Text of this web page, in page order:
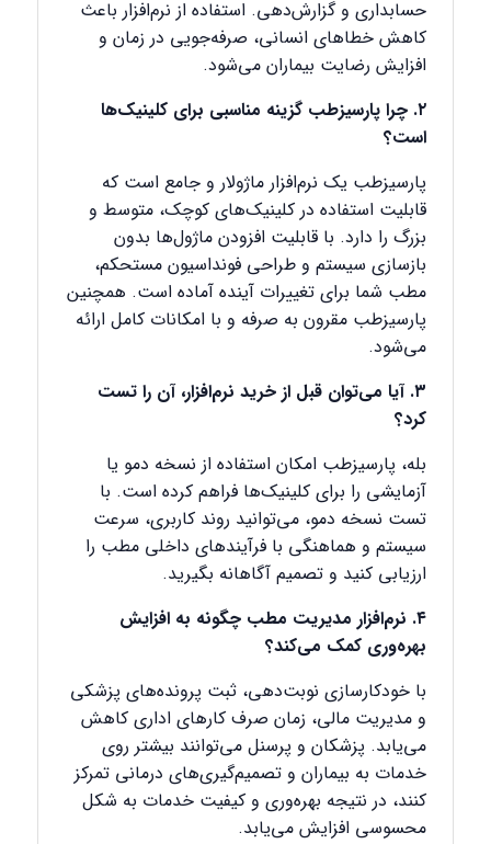
حسابداری و گزارش‌دهی. استفاده از نرم‌افزار باعث
کاهش خطاهای انسانی، صرفه‌جویی در زمان و
افزایش رضایت بیماران می‌شود.
۲. چرا پارسیزطب گزینه مناسبی برای کلینیک‌ها
است؟
پارسیزطب یک نرم‌افزار ماژولار و جامع است که
قابلیت استفاده در کلینیک‌های کوچک، متوسط و
بزرگ را دارد. با قابلیت افزودن ماژول‌ها بدون
بازسازی سیستم و طراحی فونداسیون مستحکم،
مطب شما برای تغییرات آینده آماده است. همچنین
پارسیزطب مقرون به صرفه و با امکانات کامل ارائه
می‌شود.
۳. آیا می‌توان قبل از خرید نرم‌افزار، آن را تست
کرد؟
بله، پارسیزطب امکان استفاده از نسخه دمو یا
آزمایشی را برای کلینیک‌ها فراهم کرده است. با
تست نسخه دمو، می‌توانید روند کاربری، سرعت
سیستم و هماهنگی با فرآیندهای داخلی مطب را
ارزیابی کنید و تصمیم آگاهانه بگیرید.
۴. نرم‌افزار مدیریت مطب چگونه به افزایش
بهره‌وری کمک می‌کند؟
با خودکارسازی نوبت‌دهی، ثبت پرونده‌های پزشکی
و مدیریت مالی، زمان صرف کارهای اداری کاهش
می‌یابد. پزشکان و پرسنل می‌توانند بیشتر روی
خدمات به بیماران و تصمیم‌گیری‌های درمانی تمرکز
کنند، در نتیجه بهره‌وری و کیفیت خدمات به شکل
محسوسی افزایش می‌یابد.